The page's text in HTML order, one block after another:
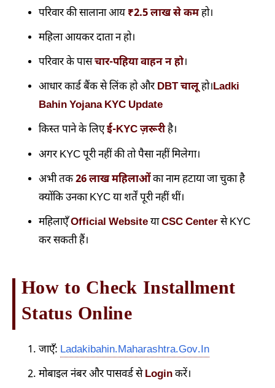
परिवार की सालाना आय₹2.5 लाख से कमहो।
महिला आयकर दाता न हो।
परिवार के पासचार-पहिया वाहन न हो।
आधार कार्ड बैंक से लिंक हो औरDBT चालूहो।Ladki
Bahin Yojana KYC Update
किस्त पाने के लिएई-KYC ज़रूरीहै।
अगर KYC पूरी नहीं की तो पैसा नहीं मिलेगा।
अभी तक26 लाख महिलाओंका नाम हटाया जा चुका है
क्योंकि उनका KYC या शर्तें पूरी नहीं थीं।
महिलाएँOfficial WebsiteयाCSC Centerसे KYC
कर सकती हैं।
How to Check Installment
Status Online
जाएँ: Ladakibahin.maharashtra.gov.in
मोबाइल नंबर और पासवर्ड सेLoginकरें।